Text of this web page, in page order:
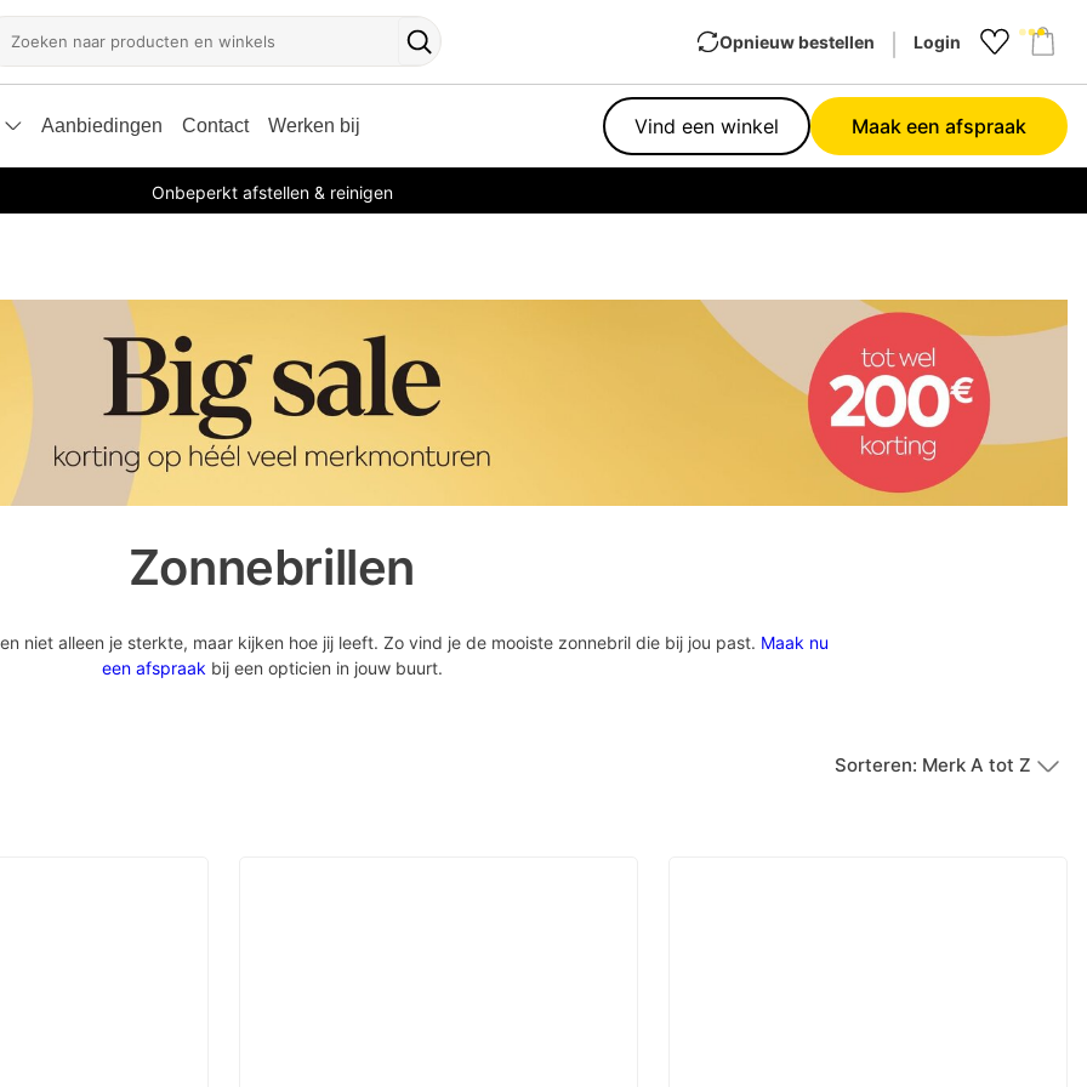
Zoekknop
Opnieuw bestellen Login
Aanbiedingen Contact Werken bij Vind een winkel Maak een afspraak
Onbeperkt afstellen & reinigen
Zonnebrillen
niet alleen je sterkte, maar kijken hoe jij leeft. Zo vind je de mooiste zonnebril die bij jou past. Maak nu
een afspraakbij een opticien in jouw buurt.
Sorteren: Merk A tot Z